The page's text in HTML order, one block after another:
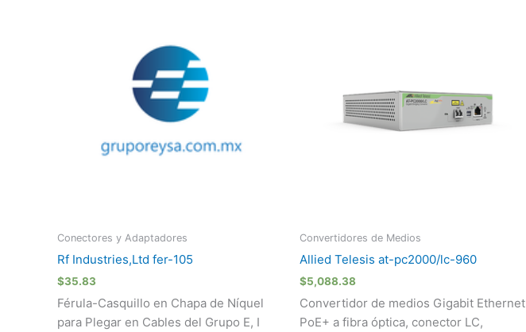
Conectores y Adaptadores
Rf Industries,Ltd fer-105
$35.83
Férula-Casquillo en Chapa de Níquel
para Plegar en Cables del Grupo E, I
Convertidores de Medios
Allied Telesis at-pc2000/lc-960
$5,088.38
Convertidor de medios Gigabit Ethernet
PoE+ a fibra óptica, conector LC,